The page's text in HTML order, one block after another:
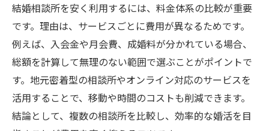
結婚相談所の効率的な婚活プラン活用法
忙しい人向け結婚相談所の選び方と使い方
地元密着型の婚活が選ばれる理由
結婚相談所の地元密着型サービスの魅力と
は
地域密着の結婚相談所で得られる安心感
結婚相談所を安く利用するには、料金体系の比較が重要
です。理由は、サービスごとに費用が異なるためです。
例えば、入会金や月会費、成婚料が分かれている場合、
総額を計算して無理のない範囲で選ぶことがポイントで
す。地元密着型の相談所やオンライン対応のサービスを
活用することで、移動や時間のコストも削減できます。
結論として、複数の相談所を比較し、効率的な婚活を目